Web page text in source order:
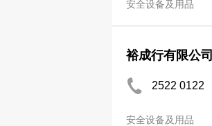
安全设备及用品
裕成行有限公司
2522 0122
安全设备及用品